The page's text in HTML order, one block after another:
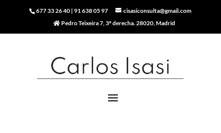
677 33 26 40 |91 638 05 97
cisasiconsulta@gmail.com
Pedro Teixeira 7, 3º derecha. 28020, Madrid